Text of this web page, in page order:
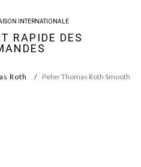
INTERNATIONALE
RAPIDE DES
Roth
Peter Thomas Roth Smooth